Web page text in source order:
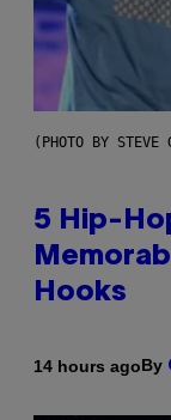
(PHOTO BY STEVE
5 Hip-
Hooks
14 hours agoBy